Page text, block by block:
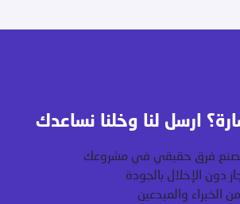
ارسل لنا وخلنا نساعدك
تصنع فرق حقيقي في مشروعك
دون الإخلال بالجودة
الخبراء والمبدعين